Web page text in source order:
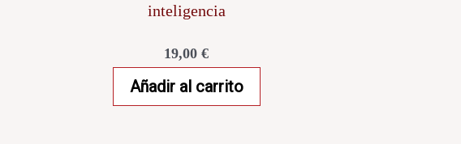
inteligencia
19,00 €
Añadir al carrito